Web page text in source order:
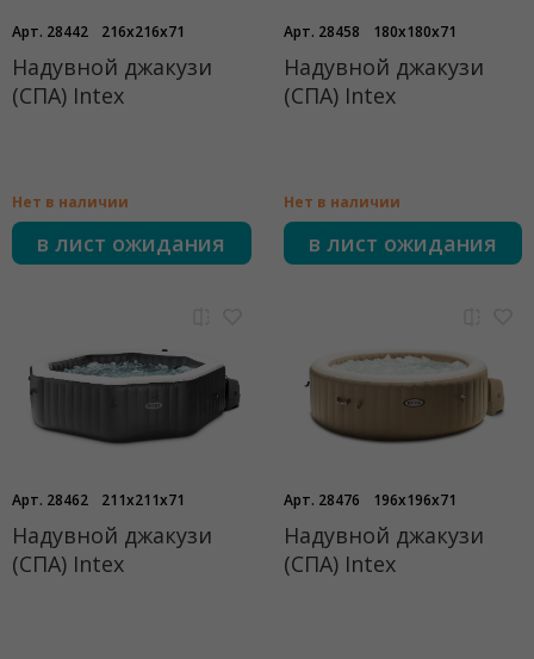
Арт. 28442 216x216x71
Надувной джакузи
(СПА) Intex
Нет в наличии
в лист ожидания
Арт. 28458 180x180x71
Надувной джакузи
(СПА) Intex
Нет в наличии
в лист ожидания
Арт. 28462 211x211x71
Надувной джакузи
(СПА) Intex
Арт. 28476 196x196x71
Надувной джакузи
(СПА) Intex